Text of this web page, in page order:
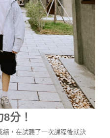
分！
績，在試聽了一次課程後就決